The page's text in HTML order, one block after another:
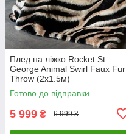
Плед на ліжко Rocket St
George Animal Swirl Faux Fur
Throw (2х1.5м)
Готово до відправки
5 999 ₴ 6 999 ₴